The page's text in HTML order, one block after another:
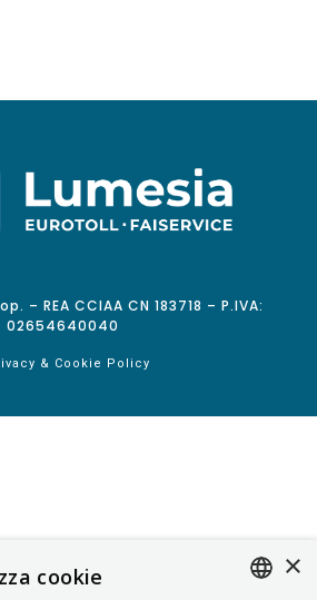
– REA CCIAA CN 183718 – P.IVA:
02654640040
& Cookie Policy
×
cookie